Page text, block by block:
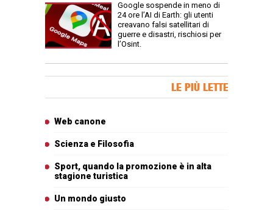
Google sospende in meno di
24 ore l’AI di Earth: gli utenti
creavano falsi satellitari di
guerre e disastri, rischiosi per
l’Osint.
LE PIÙ LETTE
Web canone
Scienza e Filosofia
Sport, quando la promozione è in alta
stagione turistica
Un mondo giusto